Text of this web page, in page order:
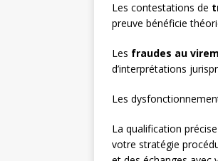
Les contestations de
preuve bénéficie
Les fraudes au
d’interprétations
Les
La qualification
votre stratégie